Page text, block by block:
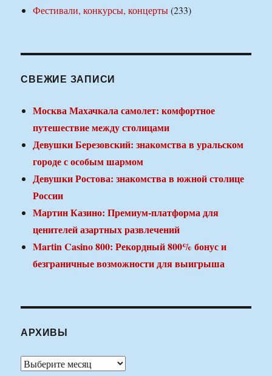
Фестивали, конкурсы, концерты(233)
СВЕЖИЕ ЗАПИСИ
Москва Махачкала самолет: комфортное
путешествие между столицами
Девушки Березовский: знакомства в уральском
городе с особым шармом
Девушки Ростова: знакомства в южной столице
России
Мартин Казино: Премиум-платформа для
ценителей азартных развлечений
Martin Casino 800: Рекордный 800% бонус и
безграничные возможности для выигрыша
АРХИВЫ
Архивы